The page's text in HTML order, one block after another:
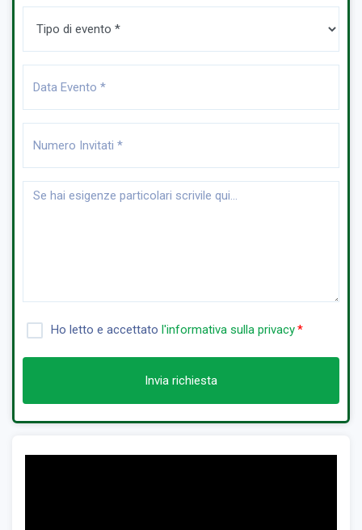
Ho letto e accettato l'informativa sulla privacy
Invia richiesta